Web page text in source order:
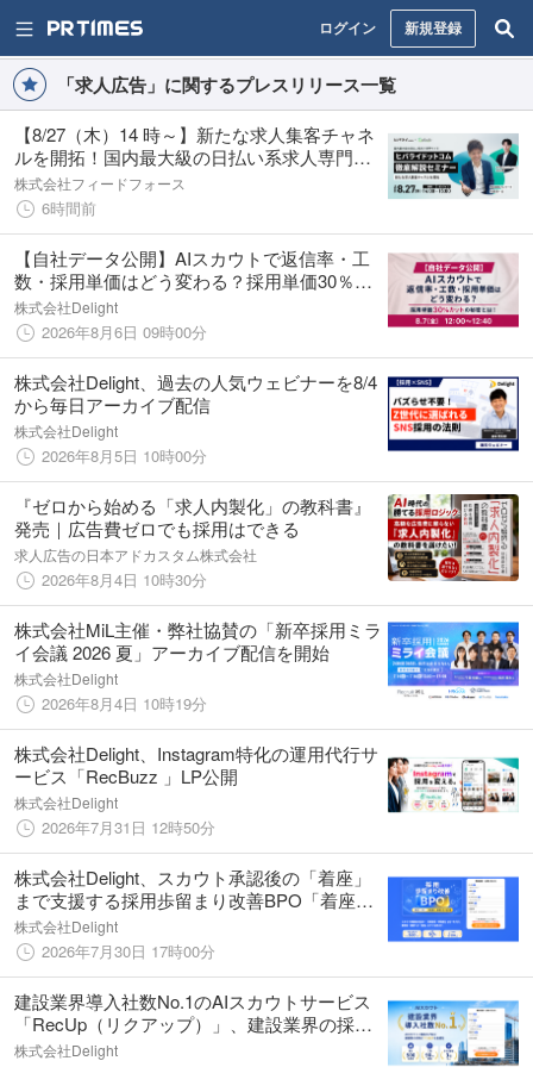
ログイン 新規登録
「求人広告」に関するプレスリリース一覧
【8/27（木）14 時～】新たな求人集客チャネ
ルを開拓！国内最大級の日払い系求人専門サ
イト「ヒバライドットコム」徹底解説セミナ
ー
株式会社フィードフォース
6時間前
【自社データ公開】AIスカウトで返信率・工
数・採用単価はどう変わる？採用単価30％カ
ットの秘密とは！ ウェビナー開催のお知らせ
株式会社Delight
2026年8月6日 09時00分
株式会社Delight、過去の人気ウェビナーを8/4
から毎日アーカイブ配信
株式会社Delight
2026年8月5日 10時00分
『ゼロから始める「求人内製化」の教科書』
発売｜広告費ゼロでも採用はできる
求人広告の日本アドカスタム株式会社
2026年8月4日 10時30分
株式会社MiL主催・弊社協賛の「新卒採用ミラ
イ会議 2026 夏」アーカイブ配信を開始
株式会社Delight
2026年8月4日 10時19分
株式会社Delight、Instagram特化の運用代行サ
ービス「RecBuzz 」LP公開
株式会社Delight
2026年7月31日 12時50分
株式会社Delight、スカウト承認後の「着座」
まで支援する採用歩留まり改善BPO「着座ブ
ースター」のサービスサイトを公開
株式会社Delight
2026年7月30日 17時00分
建設業界導入社数No.1のAIスカウトサービス
「RecUp（リクアップ）」、建設業界の採用
課題に特化したサービスサイトを公開
株式会社Delight